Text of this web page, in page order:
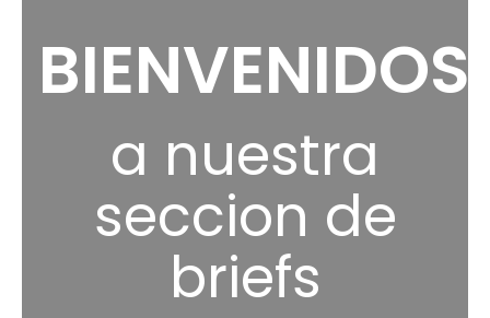
BIENVENIDOS
a nuestra
seccion de
briefs